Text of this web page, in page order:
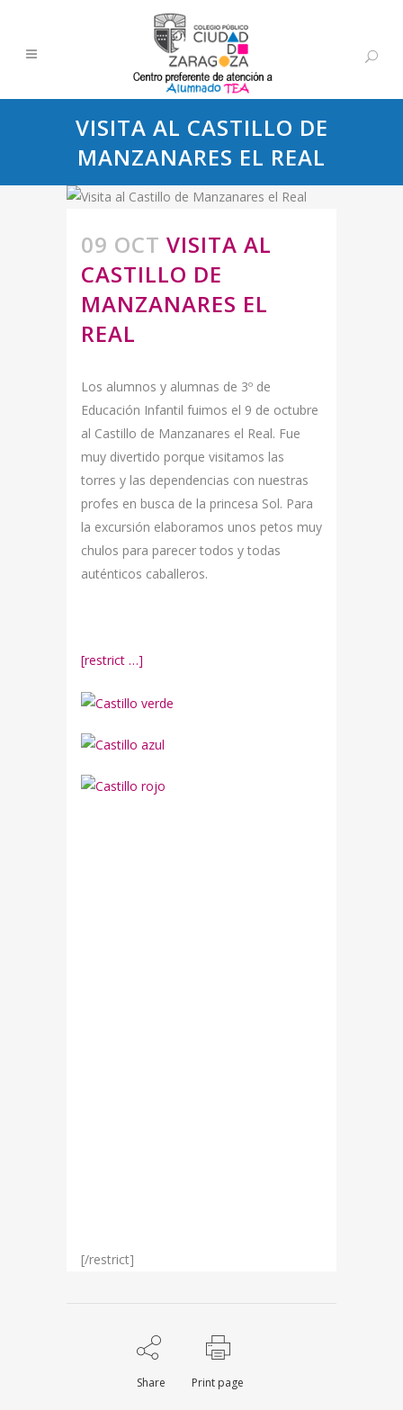
VISITA AL CASTILLO DE
MANZANARES EL REAL
09 OCT VISITA AL
CASTILLO DE
MANZANARES EL
REAL
Los alumnos y alumnas de 3º de
Educación Infantil fuimos el 9 de octubre
al Castillo de Manzanares el Real. Fue
muy divertido porque visitamos las
torres y las dependencias con nuestras
profes en busca de la princesa Sol. Para
la excursión elaboramos unos petos muy
chulos para parecer todos y todas
auténticos caballeros.
[restrict …]
[/restrict]
Share Print page